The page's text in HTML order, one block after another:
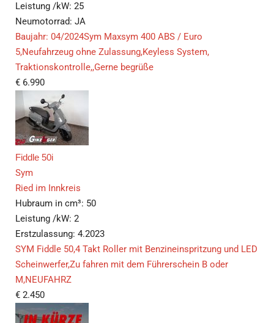
Leistung /kW: 25
Neumotorrad: JA
Baujahr: 04/2024Sym Maxsym 400 ABS / Euro
5,Neufahrzeug ohne Zulassung,Keyless System,
Traktionskontrolle,,Gerne begrüße
€ 6.990
Fiddle 50i
Sym
Ried im Innkreis
Hubraum in cm³: 50
Leistung /kW: 2
Erstzulassung: 4.2023
SYM Fiddle 50,4 Takt Roller mit Benzineinspritzung und LED
Scheinwerfer,Zu fahren mit dem Führerschein B oder
M,NEUFAHRZ
€ 2.450